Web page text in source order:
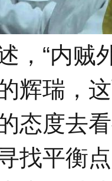
，“内贼
辉瑞，
态度去
找平衡